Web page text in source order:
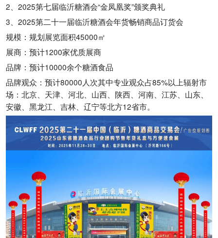
2、2025第七届临沂糖酒会“金凤凰奖”颁奖典礼
3、2025第二十一届临沂糖酒会年货畅销商品订货会
规模：规划展览面积45000㎡
展商：预计1200家优质展商
品牌：预计10000余个糖酒食品
品牌观众：预计80000人次其中专业观众占85%以上辐射市
场：北京、天津、河北、山西、陕西、河南、江苏、山东、
安徽、黑龙江、吉林、辽宁等北方12省市。